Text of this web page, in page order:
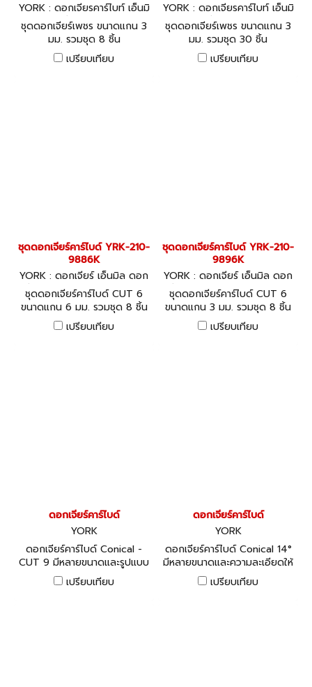
YORK : ดอกเจียรคาร์ไบท์ เอ็นมิ
ล / ดอกสว่าน คาร์ไบท YRK-21
0-9940K
ชุดดอกเจียร์เพชร ขนาดแกน 3
มม. รวมชุด 8 ชิ้น
เปรียบเทียบ
YORK : ดอกเจียรคาร์ไบท์ เอ็นมิ
ล / ดอกสว่าน คาร์ไบท YRK-21
0-9900K
ชุดดอกเจียร์เพชร ขนาดแกน 3
มม. รวมชุด 30 ชิ้น
เปรียบเทียบ
ชุดดอกเจียร์คาร์ไบด์ YRK-210-
9886K
YORK : ดอกเจียร์ เอ็นมิล ดอก
สว่านคาร์ไบท์ YRK-210-9886K
ชุดดอกเจียร์คาร์ไบด์ CUT 6
ขนาดแกน 6 มม. รวมชุด 8 ชิ้น
เปรียบเทียบ
ชุดดอกเจียร์คาร์ไบด์ YRK-210-
9896K
YORK : ดอกเจียร์ เอ็นมิล ดอก
สว่านคาร์ไบท์ YRK-210-9896K
ชุดดอกเจียร์คาร์ไบด์ CUT 6
ขนาดแกน 3 มม. รวมชุด 8 ชิ้น
เปรียบเทียบ
ดอกเจียร์คาร์ไบด์
YORK
ดอกเจียร์คาร์ไบด์ Conical -
CUT 9 มีหลายขนาดและรูปแบบ
ให้เลือก
เปรียบเทียบ
ดอกเจียร์คาร์ไบด์
YORK
ดอกเจียร์คาร์ไบด์ Conical 14°
มีหลายขนาดและความละเอียดให้
เลือก
เปรียบเทียบ